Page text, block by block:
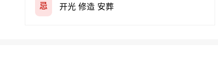
忌 开光 修造 安葬